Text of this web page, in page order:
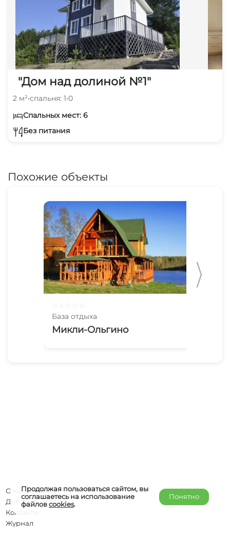
"Дом над долиной №1"
2 м²•спальня: 1•0
Спальных мест: 6
Без питания
Похожие объекты
База отдыха
Микли-Ольгино
Продолжая пользоваться сайтом, вы
соглашаетесь на использование
файловcookies.
Понятно
О компании
Добавить объект
Контакты
Журнал